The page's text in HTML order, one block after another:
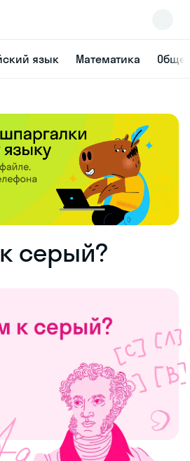
язык Математика
серый?